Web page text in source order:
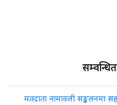
मतदाता नामावली सङ्कलनमा